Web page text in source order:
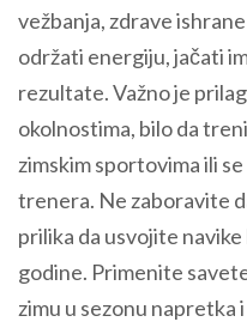
vežbanja, zdrave
održati energiju, jačati
rezultate. Važno je
okolnostima, bilo da
zimskim sportovima ili
trenera. Ne zaboravite
prilika da usvojite
godine. Primenite
zimu u sezonu napretka